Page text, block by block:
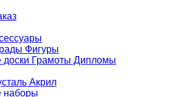
Фигуры
доски Грамоты Дипломы
Акрил
наборы